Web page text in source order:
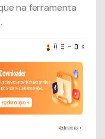
na ferramenta